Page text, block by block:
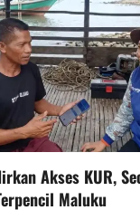
Akses KUR,
Maluku